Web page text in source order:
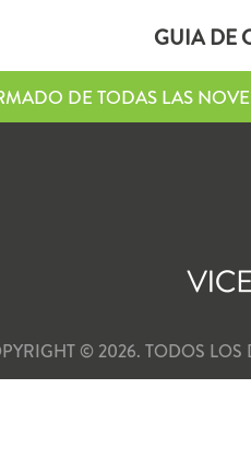
GUIA DE
DE TODAS LAS
© 2026. TODOS LOS